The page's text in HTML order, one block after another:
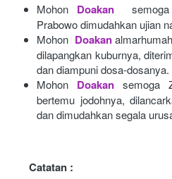
Mohon Doakan
Prabowo dimudahkan ujian
Mohon Doakan
dilapangkan kuburnya,
dan diampuni dosa-dosanya.
Mohon
Doakan semoga
bertemu jodohnya,
dan dimudahkan segala
Catatan :